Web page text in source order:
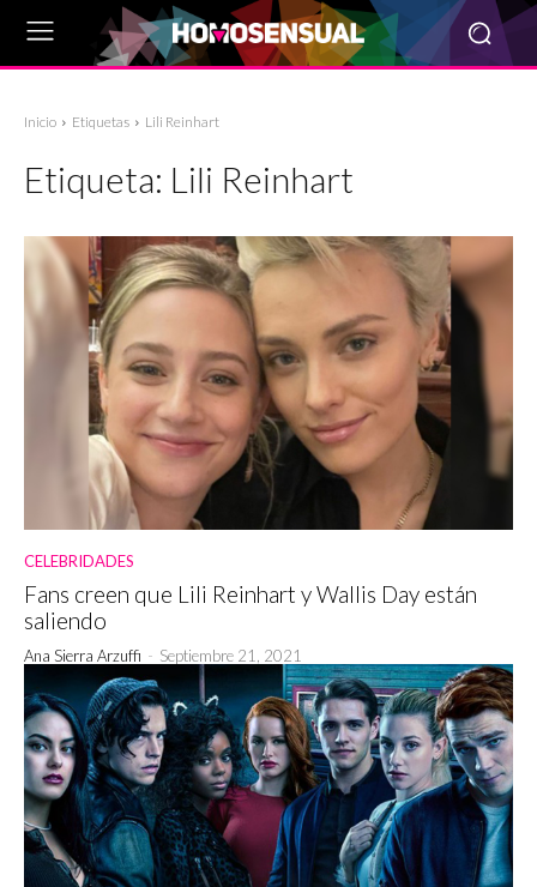
Inicio Etiquetas Lili Reinhart
Etiqueta: Lili Reinhart
CELEBRIDADES
Fans creen que Lili Reinhart y Wallis Day están
saliendo
Ana Sierra Arzuffi - Septiembre 21, 2021